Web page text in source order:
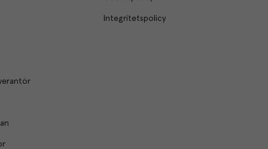
Integritetspolicy